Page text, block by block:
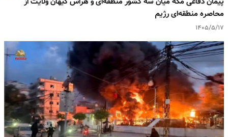
محاصره منطقه‌ای رژیم
۱۴۰۵/۵/۱۷